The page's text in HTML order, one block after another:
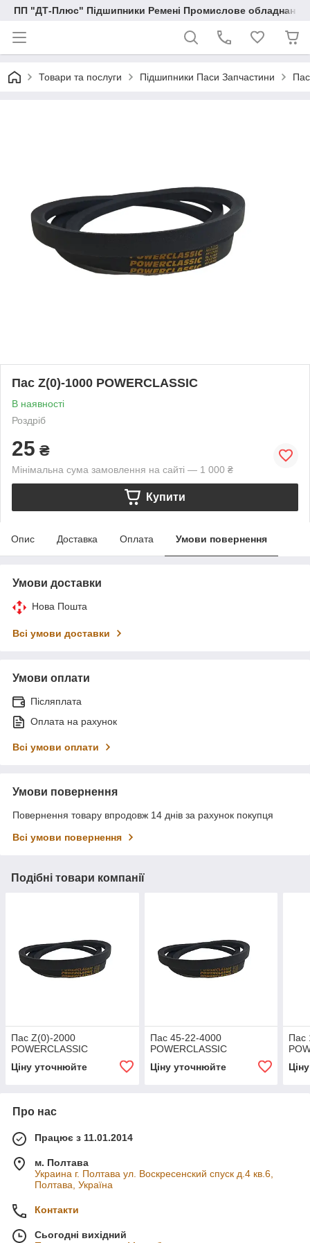
ПП "ДТ-Плюс" Підшипники Ремені Промислове обладнання
Товари та послуги Підшипники Паси Запчастини
Пас Z(0)-1000 POWERCLASSIC
В наявності
Роздріб
25 ₴
Мінімальна сума замовлення на сайті — 1 000 ₴
Купити
Опис Доставка Оплата Умови повернення
Умови доставки
Нова Пошта
Всі умови доставки
Умови оплати
Післяплата
Оплата на рахунок
Всі умови оплати
Умови повернення
Повернення товару впродовж 14 днів за рахунок покупця
Всі умови повернення
Подібні товари компанії
Пас Z(0)-2000
POWERCLASSIC
Ціну уточнюйте
Пас 45-22-4000
POWERCLASSIC
Ціну уточнюйте
Пас
Про нас
Працює з 11.01.2014
м. Полтава
Украина г. Полтава ул. Воскресенский спуск д.4 кв.6,
Полтава, Україна
Контакти
Сьогодні вихідний